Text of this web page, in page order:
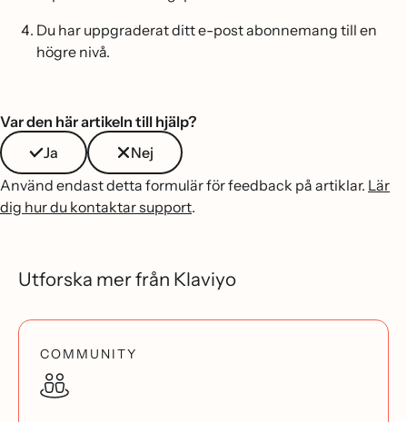
Du har uppgraderat ditt e-post abonnemang till en
högre nivå.
Var den här artikeln till hjälp?
Ja
Nej
Använd endast detta formulär för feedback på artiklar. Lär
dig hur du kontaktar support.
Utforska mer från Klaviyo
COMMUNITY